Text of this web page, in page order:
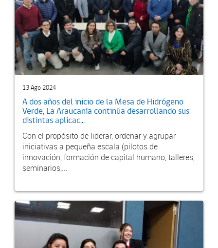
13 Ago 2024
A dos años del inicio de la Mesa de Hidrógeno
Verde, La Araucanía continúa desarrollando sus
distintas aplicac...
Con el propósito de liderar, ordenar y agrupar
iniciativas a pequeña escala (pilotos de
innovación, formación de capital humano, talleres,
seminarios,...